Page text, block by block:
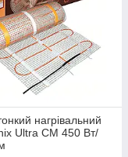
нагрівальний
Ultra CM 450 Вт/